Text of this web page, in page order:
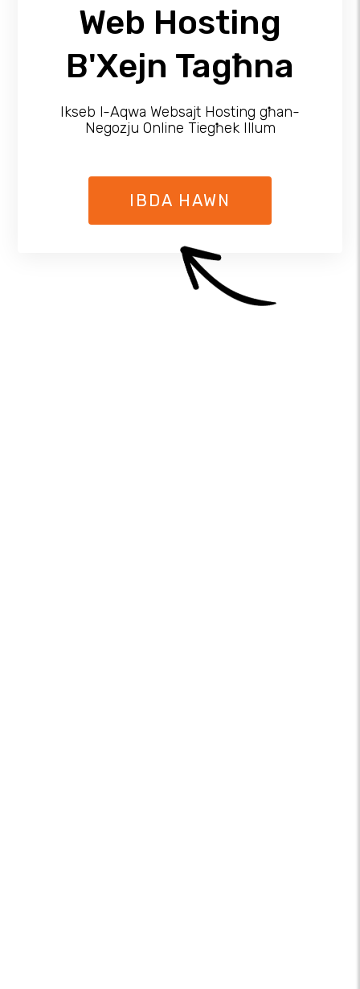
Web Hosting
B'Xejn Tagħna
Ikseb l-Aqwa Websajt Hosting għan-
Negozju Online Tiegħek Illum
IBDA HAWN